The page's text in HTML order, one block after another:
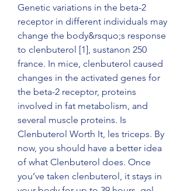
Genetic variations in the beta-2
receptor in different individuals may
change the body&rsquo;s response
to clenbuterol [1], sustanon 250
france. In mice, clenbuterol caused
changes in the activated genes for
the beta-2 receptor, proteins
involved in fat metabolism, and
several muscle proteins. Is
Clenbuterol Worth It, les triceps. By
now, you should have a better idea
of what Clenbuterol does. Once
you’ve taken clenbuterol, it stays in